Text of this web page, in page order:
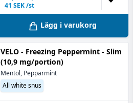
41 SEK /st
Lägg i varukorg
VELO - Freezing Peppermint - Slim
(10,9 mg/portion)
Mentol, Pepparmint
All white snus